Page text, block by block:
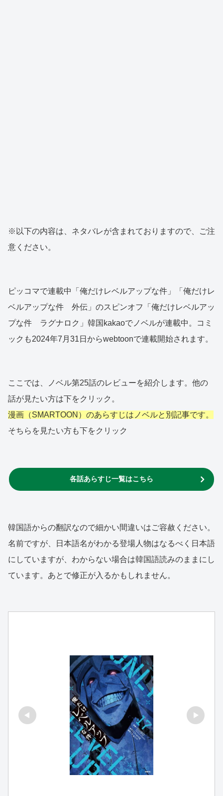
※以下の内容は、ネタバレが含まれておりますので、ご注
意ください。
ピッコマで連載中「俺だけレベルアップな件」「俺だけレ
ベルアップな件 外伝」のスピンオフ「俺だけレベルアッ
プな件 ラグナロク」韓国kakaoでノベルが連載中。コミ
ックも2024年7月31日からwebtoonで連載開始されます。
ここでは、ノベル第25話のレビューを紹介します。他の
話が見たい方は下をクリック。
漫画（SMARTOON）のあらすじはノベルと別記事です。
そちらを見たい方も下をクリック
各話あらすじ一覧はこちら
韓国語からの翻訳なので細かい間違いはご容赦ください。
名前ですが、日本語名がわかる登場人物はなるべく日本語
にしていますが、わからない場合は韓国語読みのままにし
ています。あとで修正が入るかもしれません。